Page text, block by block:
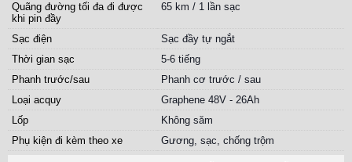
Quãng đường tối đa đi được
khi pin đầy
65 km / 1 lần sạc
Sạc điện
Sạc đầy tự ngắt
Thời gian sạc
5-6 tiếng
Phanh trước/sau
Phanh cơ trước / sau
Loại acquy
Graphene 48V - 26Ah
Lốp
Không săm
Phụ kiện đi kèm theo xe
Gương, sạc, chống trộm